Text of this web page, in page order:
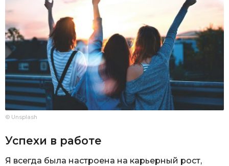
© Unsplash
Успехи в работе
Я всегда была настроена на карьерный рост,